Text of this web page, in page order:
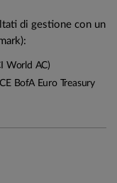
di gestione con un
World AC)
BofA Euro Treasury